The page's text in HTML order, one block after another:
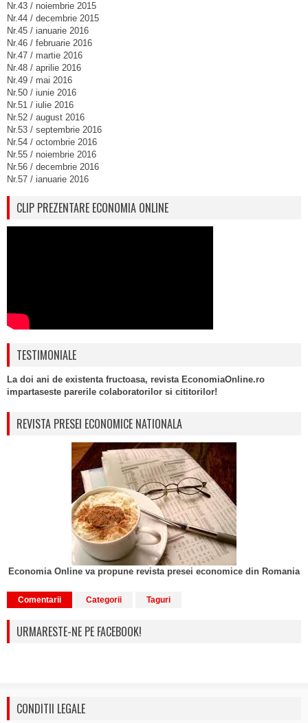
Nr.43 / noiembrie 2015
Nr.44 / decembrie 2015
Nr.45 / ianuarie 2016
Nr.46 / februarie 2016
Nr.47 / martie 2016
Nr.48 / aprilie 2016
Nr.49 / mai 2016
Nr.50 / iunie 2016
Nr.51 / iulie 2016
Nr.52 / august 2016
Nr.53 / septembrie 2016
Nr.54 / octombrie 2016
Nr.55 / noiembrie 2016
Nr.56 / decembrie 2016
Nr.57 / ianuarie 2016
CLIP PREZENTARE ECONOMIA ONLINE
TESTIMONIALE
La doi ani de existenta fructoasa, revista EconomiaOnline.ro
impartaseste parerile colaboratorilor si cititorilor!
REVISTA PRESEI ECONOMICE NATIONALA
Economia Online va propune revista presei economice din Romania
Comentarii Categorii Taguri
URMARESTE-NE PE FACEBOOK!
CONDITII LEGALE